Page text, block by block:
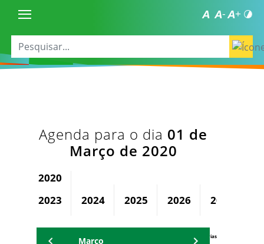
Agenda para o dia 01 de
Março de 2020
2020
2023
2024 2025 2026 2027
Agenda Secretárias
Março